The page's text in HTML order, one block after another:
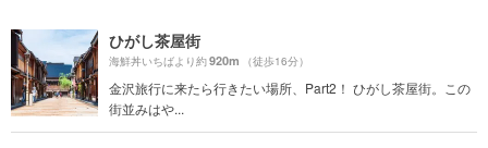
ひがし茶屋街
海鮮丼いちばより約920m （徒歩16分）
金沢旅行に来たら行きたい場所、Part2！ ひがし茶屋街。この
街並みはや...